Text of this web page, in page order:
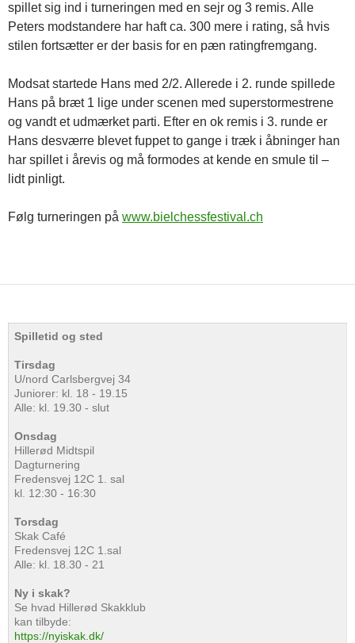
spillet sig ind i turneringen med en sejr og 3 remis. Alle
Peters modstandere har haft ca. 300 mere i rating, så hvis
stilen fortsætter er der basis for en pæn ratingfremgang.
Modsat startede Hans med 2/2. Allerede i 2. runde spillede
Hans på bræt 1 lige under scenen med superstormestrene
og vandt et udmærket parti. Efter en ok remis i 3. runde er
Hans desværre blevet fuppet to gange i træk i åbninger han
har spillet i årevis og må formodes at kende en smule til –
lidt pinligt.
Følg turneringen på www.bielchessfestival.ch
Spilletid og sted
Tirsdag
U/nord Carlsbergvej 34
Juniorer: kl. 18 - 19.15
Alle: kl. 19.30 - slut
Onsdag
Hillerød Midtspil
Dagturnering
Fredensvej 12C 1. sal
kl. 12:30 - 16:30
Torsdag
Skak Café
Fredensvej 12C 1.sal
Alle: kl. 18.30 - 21
Ny i skak?
Se hvad Hillerød Skakklub
kan tilbyde:
https://nyiskak.dk/